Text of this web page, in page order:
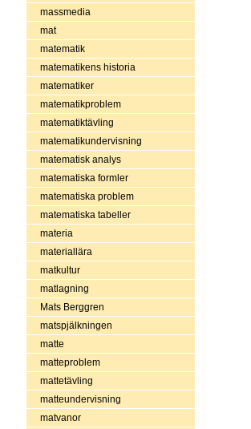
massmedia
mat
matematik
matematikens historia
matematiker
matematikproblem
matematiktävling
matematikundervisning
matematisk analys
matematiska formler
matematiska problem
matematiska tabeller
materia
materiallära
matkultur
matlagning
Mats Berggren
matspjälkningen
matte
matteproblem
mattetävling
matteundervisning
matvanor